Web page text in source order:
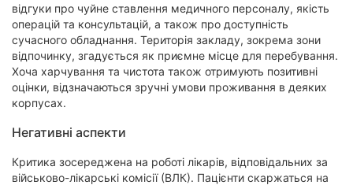
Карпати
відгуки про чуйне ставлення медичного персоналу, якість
операцій та консультацій, а також про доступність
сучасного обладнання. Територія закладу, зокрема зони
відпочинку, згадується як приємне місце для перебування.
Хоча харчування та чистота також отримують позитивні
оцінки, відзначаються зручні умови проживання в деяких
корпусах.
Негативні аспекти
Критика зосереджена на роботі лікарів, відповідальних за
військово-лікарські комісії (ВЛК). Пацієнти скаржаться на